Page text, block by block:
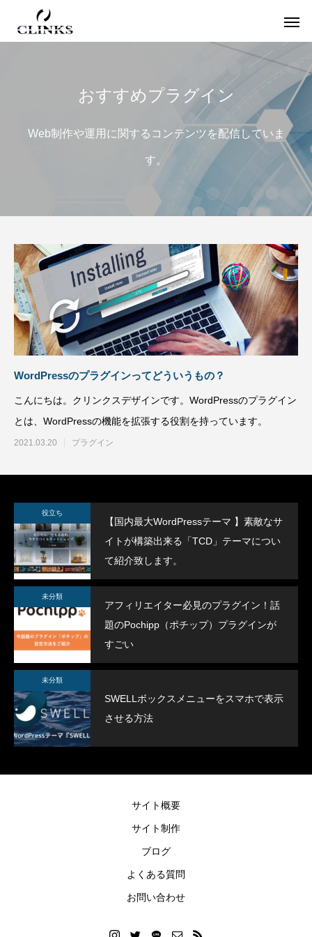
ワードプレス 役
【国内最大WordPressテーマ 】素敵なサイ
トが構築出来る「TCD」テーマについて紹
介致します。
2022.03.01
アフィリエイター
のPochipp（ポチ
い
2022.03.01
【国内最大WordPressテーマ 】素敵なサイ
トが構築出来る「TCD」テーマについて紹
介致します。
2022.03.01
方法
SWELLボックスメニューをスマホで表示
させる方法
おすすめプラグイン
Web制作や運用に関するコンテンツを配信していま
す。
WordPressのプラグインってどういうもの？
こんにちは。クリンクスデザインです。WordPressのプラグイン
とは、WordPressの機能を拡張する役割を持っています。
2021.03.20 プラグイン
役立ち
【国内最大WordPressテーマ 】素敵なサ
イトが構築出来る「TCD」テーマについ
て紹介致します。
未分類
アフィリエイター必見のプラグイン！話
題のPochipp（ポチップ）プラグインが
すごい
未分類
SWELLボックスメニューをスマホで表示
させる方法
サイト概要
サイト制作
ブログ
よくある質問
お問い合わせ